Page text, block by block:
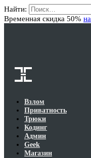
Найти:
Временная скидка 50%
Взлом
Приватность
Трюки
Кодинг
Админ
Geek
Магазин